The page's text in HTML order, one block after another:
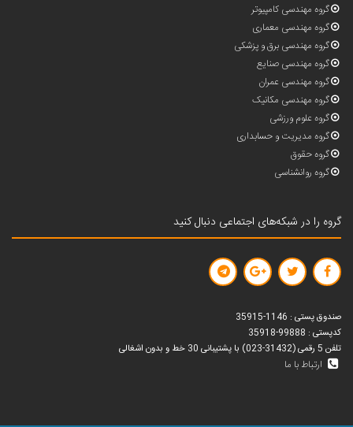
گروه مهندسی کامپیوتر
گروه مهندسی معماری
گروه مهندسی برق و پزشکی
گروه مهندسی صنایع
گروه مهندسی عمران
گروه مهندسی مکانیک
گروه علوم ورزشی
گروه مدیریت و حسابداری
گروه حقوق
گروه روانشناسی
گروه را در شبکه‌های اجتماعی دنبال کنید
صندوق پستی : 1146-35915
کدپستی : 99888-35918
تلفن 5 رقمی (31432-023) با پشتیبانی 30 خط و بدون اشغالی
ارتباط با ما